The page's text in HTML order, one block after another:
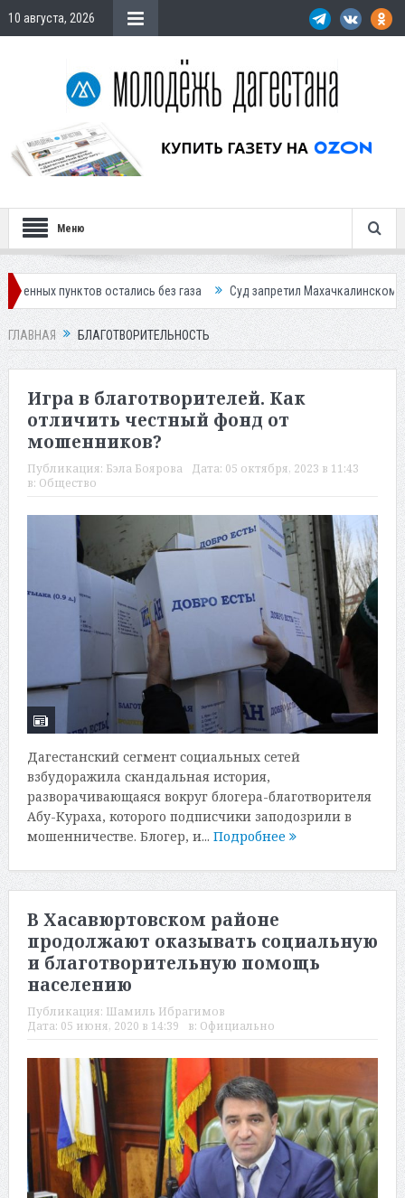
10 августа, 2026
Меню
без газа Суд запретил Махачкалинскому мясокомбинату
ГЛАВНАЯ БЛАГОТВОРИТЕЛЬНОСТЬ
Игра в благотворителей. Как
отличить честный фонд от
мошенников?
Публикация: Бэла Боярова Дата: 05 октября, 2023 в 11:43
в: Общество
Дагестанский сегмент социальных сетей
взбудоражила скандальная история,
разворачивающаяся вокруг блогера-благотворителя
Абу-Кураха, которого подписчики заподозрили в
мошенничестве. Блогер, и... Подробнее
В Хасавюртовском районе
продолжают оказывать социальную
и благотворительную помощь
населению
Публикация: Шамиль Ибрагимов
Дата: 05 июня, 2020 в 14:39 в: Официально